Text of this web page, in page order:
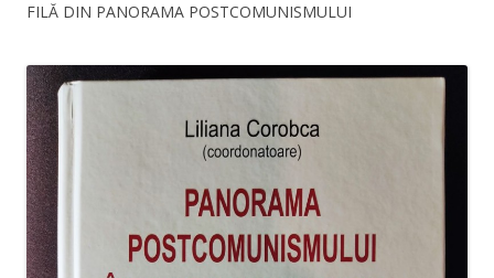
FILĂ DIN PANORAMA POSTCOMUNISMULUI